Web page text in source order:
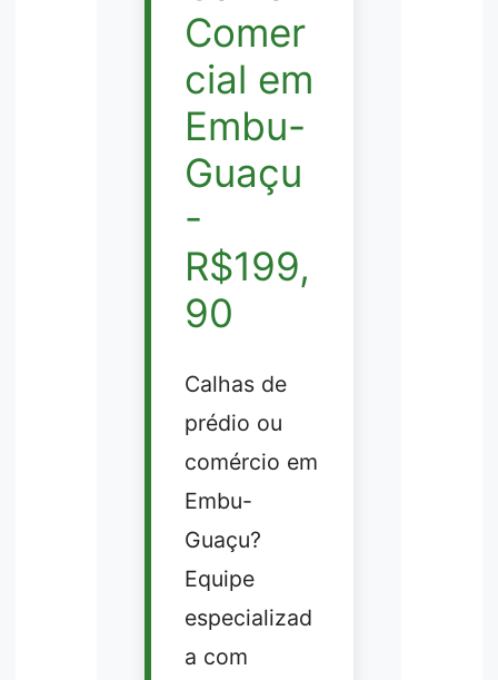
Comer
cial em
Embu-
Guaçu
-
R$199,
90
Calhas de
prédio ou
comércio em
Embu-
Guaçu?
Equipe
especializad
a com